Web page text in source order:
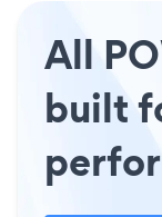
All
built